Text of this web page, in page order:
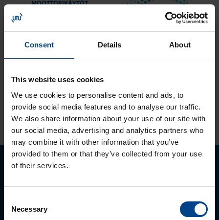
Consent Details About
This website uses cookies
We use cookies to personalise content and ads, to
provide social media features and to analyse our traffic.
We also share information about your use of our site with
our social media, advertising and analytics partners who
may combine it with other information that you’ve
provided to them or that they’ve collected from your use
of their services.
Selection
Necessary
MOOTTORIKÄYTÖT
tuotteet jo lähes
30 vuotta
KATSO LISÄÄ ARTIKKELEITA
Ota yhteyttä!
parhaan ratkaisun. Otathan yhtettä puhelimitse,